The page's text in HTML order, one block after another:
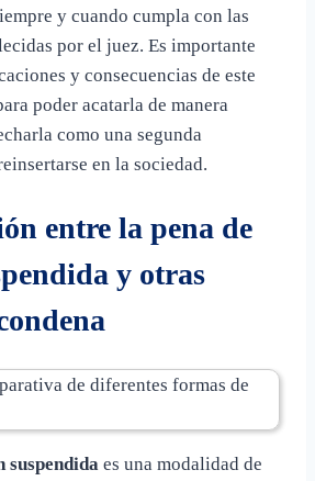
y cuando cumpla con las
por el juez. Es importante
y consecuencias de este
poder acatarla de manera
como una segunda
en la sociedad.
entre la pena de
y otras
suspendida es una modalidad de